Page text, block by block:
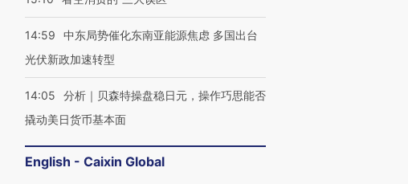
14:59
中东局势催化东南亚能源焦虑 多国出台
光伏新政加速转型
14:05
分析｜贝森特操盘稳日元，操作巧思能否
撬动美日货币基本面
English - Caixin Global